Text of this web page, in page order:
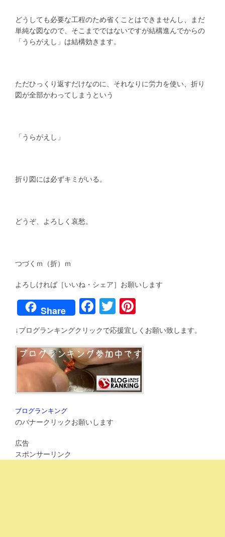
どうしても必要な工程のため省くことはできませんし、まだ
単純な図なので、そこまでではないですが結構進んでからの
「うらがえし」は結構効きます。
ただひっくり返すだけなのに、それなりに労力を使い、折り
図が全部かわってしまうという
「うらがえし」
折り図には必ずキミがいる。
どうぞ、よろしく哀愁。
つづくｍ（折）ｍ
よろしければ［いいね・シェア］お願いします
Share
F
c
e
b
o
k
T
wi
tt
er
er
e
st
↓ブログランキングクリックで応援宜しくお願い致します。
ブログランキング
のバナークリックお願いします
広告
スポンサーリンク